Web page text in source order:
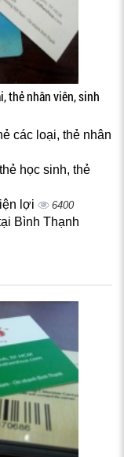
thẻ nhân viên, sinh
các loại, thẻ nhân
học sinh, thẻ
lợi 6400
Bình Thạnh